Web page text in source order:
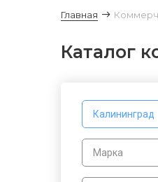
Главная
Каталог
Калининград
Марка